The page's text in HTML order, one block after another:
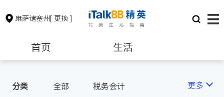
麻萨诸塞州[ 更换 ]
首页 生活
分类 全部 税务会计 更多